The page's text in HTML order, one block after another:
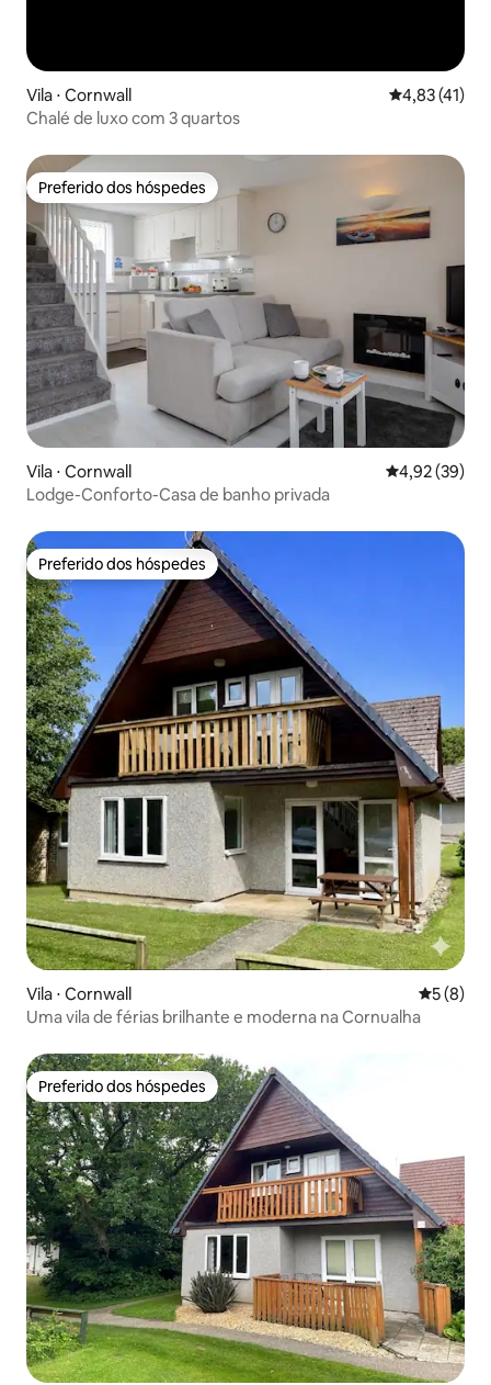
Vila ⋅ Cornwall 4,83 de uma
4,83 (41)
Chalé de luxo com 3 quartos
Preferido dos hóspedes
Preferido dos hóspedes
Vila ⋅ Cornwall 4,92 de uma
4,92 (39)
Lodge-Conforto-Casa de banho privada
Preferido dos hóspedes
Preferido dos hóspedes
Vila ⋅ Cornwall 5 de
5 (8)
Uma vila de férias brilhante e moderna na Cornualha
Preferido dos hóspedes
Preferido dos hóspedes